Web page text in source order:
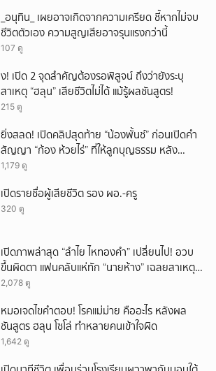
_อนุทิน_ เผยอาจเกิดจากความเครียด ชี้หากไม่จบ
ชีวิตตัวเอง ความสูญเสียอาจรุนแรงกว่านี้
107 ดู
ึ้ง! เปิด 2 จุดสำคัญต้องรอพิสูจน์ ถึงว่ายังระบุ
สาเหตุ “ฮลุน” เสียชีวิตไม่ได้ แม้รู้ผลชันสูตร!
215 ดู
ยิ่งสลด! เปิดคลิปสุดท้าย “น้องพั้นช์” ก่อนเปิดคำ
สัญญา “ก้อง ห้วยไร่” ที่ให้ลูกบุญธรรม หลัง
ลาโลก!
1,179 ดู
เปิดรายชื่อผู้เสียชีวิต รอง ผอ.-ครู
320 ดู
เปิดภาพล่าสุด “ลำไย ไหทองคำ” เปลี่ยนไป! อวบ
ขึ้นผิดตา แฟนคลับแห่ทัก “นายห้าง” เฉลยสาเหตุ
ชัด!
2,078 ดู
หมอเจดไขคำตอบ! โรคแม่ม่าย คืออะไร หลังผล
ชันสูตร ฮลุน โซโล่ ทำหลายคนเข้าใจผิด
1,642 ดู